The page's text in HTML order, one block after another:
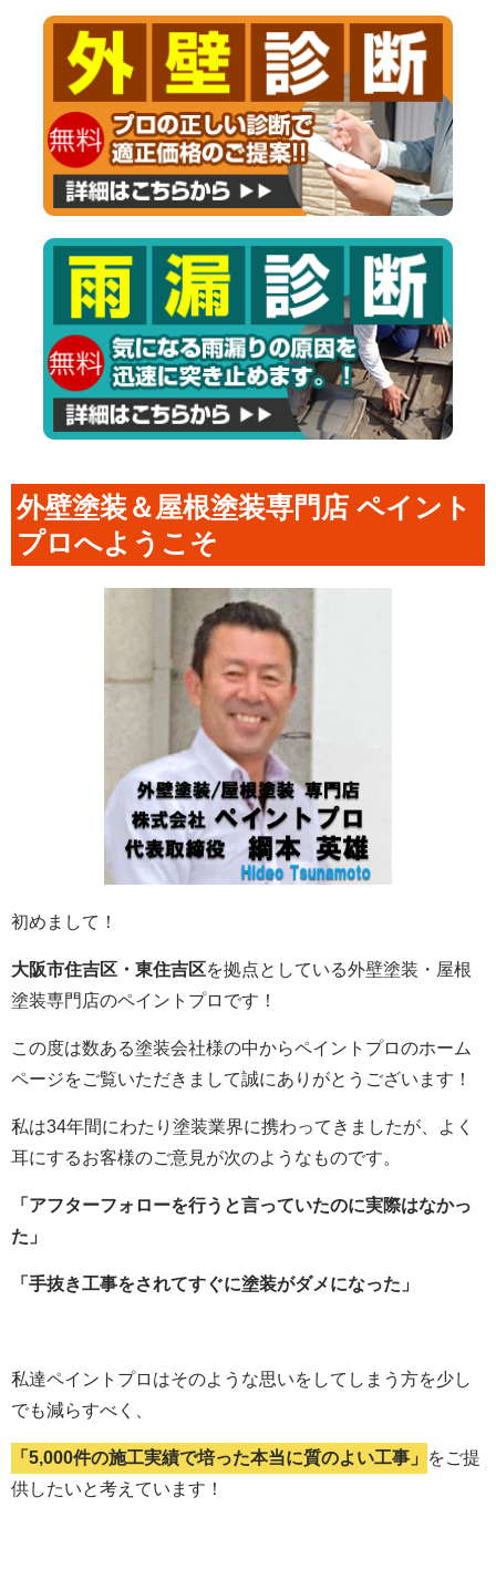
外壁塗装＆屋根塗装専門店 ペイント
プロへようこそ
初めまして！
大阪市住吉区・東住吉区を拠点としている外壁塗装・屋根
塗装専門店のペイントプロです！
この度は数ある塗装会社様の中からペイントプロのホーム
ページをご覧いただきまして誠にありがとうございます！
私は34年間にわたり塗装業界に携わってきましたが、よく
耳にするお客様のご意見が次のようなものです。
「アフターフォローを行うと言っていたのに実際はなかっ
た」
「手抜き工事をされてすぐに塗装がダメになった」
私達ペイントプロはそのような思いをしてしまう方を少し
でも減らすべく、
「5,000件の施工実績で培った本当に質のよい工事」
をご提
供したいと考えています！